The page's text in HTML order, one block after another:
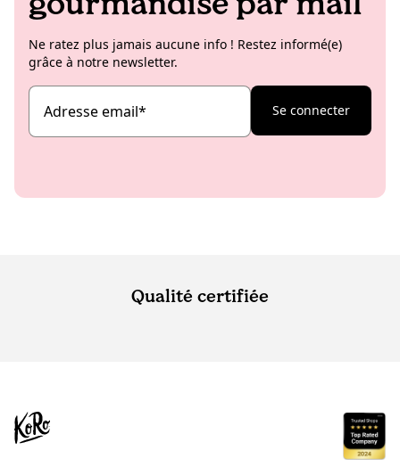
Ne ratez plus jamais aucune info ! Restez informé(e)
grâce à notre newsletter.
Adresse email* Se connecter
Qualité certifiée